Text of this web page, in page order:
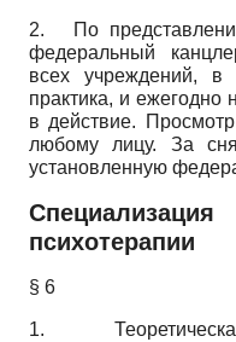
2. По
федеральный
всех учреждений, в
практика, и ежегодно
в действие.
любому лицу. За
установленную
психотерапии
§ 6
1. Теоретическая